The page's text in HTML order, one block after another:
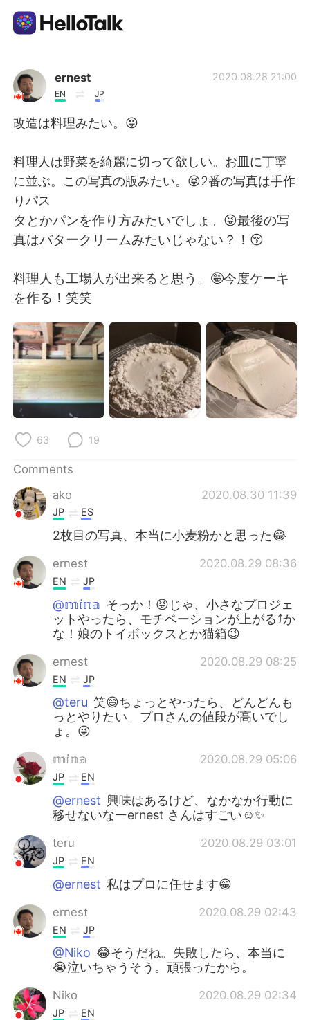
Language Exchange App
AI Grammar Checker
Español العربية
Français Deutsch
Русский ไทย
Indonesia Italiano
Türkçe Tiếng Việt
ernest
EN JP
2020.08.28 21:00
改造は料理みたい。😜
料理人は野菜を綺麗に切って欲しい。お皿に丁寧
に並ぶ。この写真の版みたい。😝2番の写真は手作
りパス
タとかパンを作り方みたいでしょ。😜最後の写
真はバタークリームみたいじゃない？！😚
料理人も工場人が出来ると思う。🤪今度ケーキ
を作る！笑笑
63 19
Comments
ako
2020.08.30 11:39
JP ES
2枚目の写真、本当に小麦粉かと思った😂
ernest 2020.08.29 08:36
EN JP
@𝕞𝕚𝕟𝕒 そっか！😝じゃ、小さなプロジェ
ットやったら、モチベーションが上がる⤴️か
な！娘のトイボックスとか猫箱😉
ernest 2020.08.29 08:25
EN JP
@teru 笑😄ちょっとやったら、どんどんも
っとやりたい。プロさんの値段が高いでし
ょ。😜
𝕞𝕚𝕟𝕒 2020.08.29 05:06
JP EN
@ernest 興味はあるけど、なかなか行動に
移せないなーernest さんはすごい☺️✨
teru 2020.08.29 03:01
JP EN
@ernest 私はプロに任せます😁
ernest 2020.08.29 02:43
EN JP
@Niko 😂そうだね。失敗したら、本当に
😭泣いちゃうそう。頑張ったから。
Niko 2020.08.29 02:34
JP EN